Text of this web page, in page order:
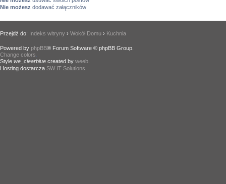
Nie możesz dodawać załączników
Przejdź do: Indeks witryny › Wokół Domu › Kuchnia
Powered by phpBB® Forum Software © phpBB Group.
Change colors
Style we_clearblue created by weeb
Hosting dostarcza SW IT Solutions